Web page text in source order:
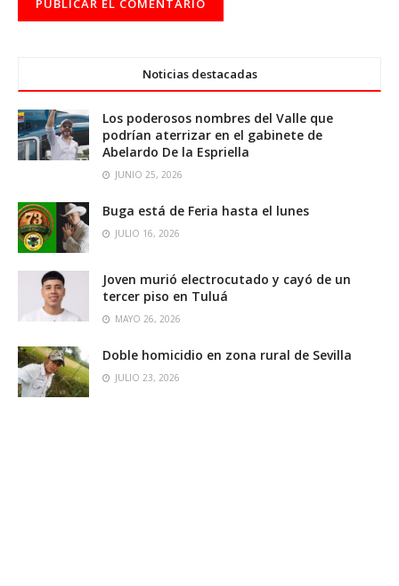
Noticias destacadas
Los poderosos nombres del Valle que
podrían aterrizar en el gabinete de
Abelardo De la Espriella
JUNIO 25, 2026
Buga está de Feria hasta el lunes
JULIO 16, 2026
Joven murió electrocutado y cayó de un
tercer piso en Tuluá
MAYO 26, 2026
Doble homicidio en zona rural de Sevilla
JULIO 23, 2026